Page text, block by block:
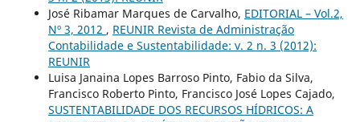
José Ribamar Marques de Carvalho, EDITORIAL – Vol.2,
Nº 3, 2012 , REUNIR Revista de Administração
Contabilidade e Sustentabilidade: v. 2 n. 3 (2012):
REUNIR
Luisa Janaina Lopes Barroso Pinto, Fabio da Silva,
Francisco Roberto Pinto, Francisco José Lopes Cajado,
SUSTENTABILIDADE DOS RECURSOS HÍDRICOS: A